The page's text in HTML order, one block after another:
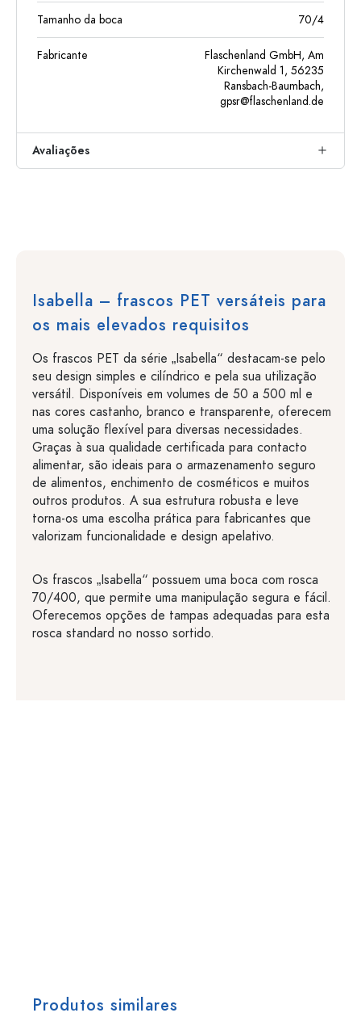
Tamanho da boca 70/4
Fabricante
Flaschenland GmbH, Am
Kirchenwald 1, 56235
Ransbach-Baumbach,
gpsr@flaschenland.de
Avaliações
Isabella – frascos PET versáteis para
os mais elevados requisitos
Os frascos PET da série „Isabella“ destacam-se pelo
seu design simples e cilíndrico e pela sua utilização
versátil. Disponíveis em volumes de 50 a 500 ml e
nas cores castanho, branco e transparente, oferecem
uma solução flexível para diversas necessidades.
Graças à sua qualidade certificada para contacto
alimentar, são ideais para o armazenamento seguro
de alimentos, enchimento de cosméticos e muitos
outros produtos. A sua estrutura robusta e leve
torna-os uma escolha prática para fabricantes que
valorizam funcionalidade e design apelativo.
Os frascos „Isabella“ possuem uma boca com rosca
70/400, que permite uma manipulação segura e fácil.
Oferecemos opções de tampas adequadas para esta
rosca standard no nosso sortido.
Produtos similares